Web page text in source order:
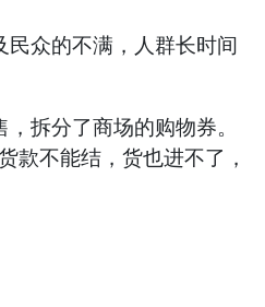
众的不满，人群长时间
拆分了商场的购物券。
款不能结，货也进不了，